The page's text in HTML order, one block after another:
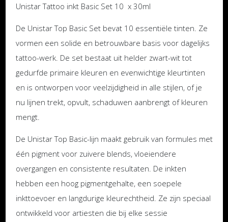
Unistar Tattoo inkt Basic Set 10 x 30ml
De Unistar Top Basic Set bevat 10 essentiële tinten. Ze
vormen een solide en betrouwbare basis voor dagelijks
tattoo-werk. De set bestaat uit helder zwart-wit tot
gedurfde primaire kleuren en evenwichtige kleurtinten
en is ontworpen voor veelzijdigheid in alle stijlen, of je
nu lijnen trekt, opvult, schaduwen aanbrengt of kleuren
mengt.
De Unistar Top Basic-lijn maakt gebruik van formules met
één pigment voor zuivere blends, vloeiendere
overgangen en consistente resultaten. De inkten
hebben een hoog pigmentgehalte, een soepele
inkttoevoer en langdurige kleurechtheid. Ze zijn speciaal
ontwikkeld voor artiesten die bij elke sessie